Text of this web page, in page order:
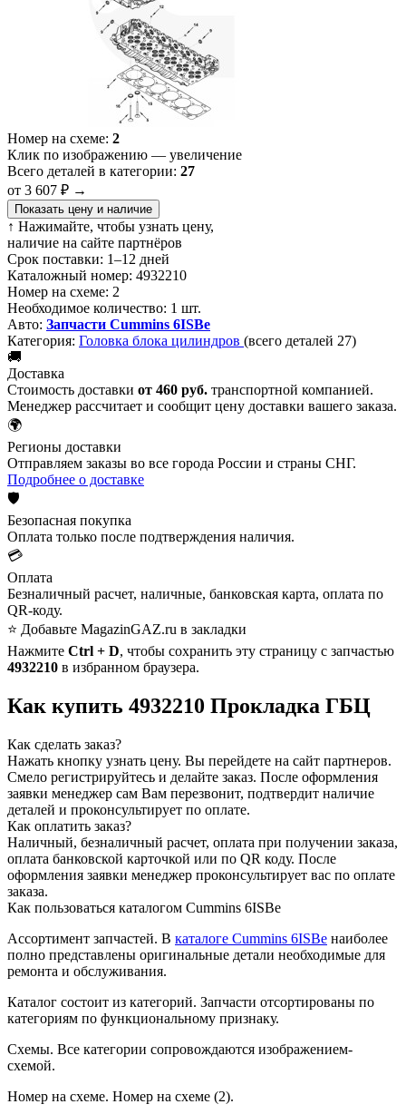
Номер на схеме: 2
Клик по изображению — увеличение
Всего деталей в категории: 27
от 3 607 ₽ →
Показать цену и наличие
↑ Нажимайте, чтобы узнать цену,
наличие на сайте партнёров
Срок поставки: 1–12 дней
Каталожный номер: 4932210
Номер на схеме: 2
Необходимое количество: 1 шт.
Авто: Запчасти Cummins 6ISBe
Категория: Головка блока цилиндров (всего деталей 27)
🚚
Доставка
Стоимость доставки от 460 руб. транспортной компанией.
Менеджер рассчитает и сообщит цену доставки вашего заказа.
🌍
Регионы доставки
Отправляем заказы во все города России и страны СНГ.
Подробнее о доставке
🛡️
Безопасная покупка
Оплата только после подтверждения наличия.
💳
Оплата
Безналичный расчет, наличные, банковская карта, оплата по
QR-коду.
⭐ Добавьте MagazinGAZ.ru в закладки
Нажмите Ctrl + D, чтобы сохранить эту страницу с запчастью
4932210 в избранном браузера.
Как купить 4932210 Прокладка ГБЦ
Как сделать заказ?
Нажать кнопку узнать цену. Вы перейдете на сайт партнеров.
Смело регистрируйтесь и делайте заказ. После оформления
заявки менеджер сам Вам перезвонит, подтвердит наличие
деталей и проконсультирует по оплате.
Как оплатить заказ?
Наличный, безналичный расчет, оплата при получении заказа,
оплата банковской карточкой или по QR коду. После
оформления заявки менеджер проконсультирует вас по оплате
заказа.
Как пользоваться каталогом Cummins 6ISBe
Ассортимент запчастей. В каталоге Cummins 6ISBe наиболее
полно представлены оригинальные детали необходимые для
ремонта и обслуживания.
Каталог состоит из категорий. Запчасти отсортированы по
категориям по функциональному признаку.
Схемы. Все категории сопровождаются изображением-
схемой.
Номер на схеме. Номер на схеме (2).